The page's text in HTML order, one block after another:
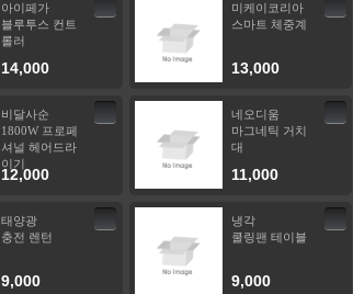
아이페가
블루투스 컨트
롤러
14,000
미케이코리아
스마트 체중계
13,000
비달사순
1800W 프로페
셔널 헤어드라
이기
12,000
네오디움
마그네틱 거치
대
11,000
태양광
충전 렌턴
9,000
냉각
쿨링팬 테이블
9,000